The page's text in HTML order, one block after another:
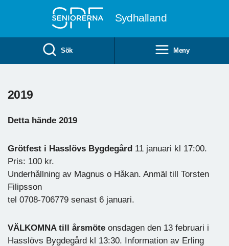
Sydhalland
Sök Meny
2019
Detta hände 2019
Grötfest i Hasslövs Bygdegård 11 januari kl 17:00.
Pris: 100 kr.
Underhållning av Magnus o Håkan. Anmäl till Torsten
Filipsson
tel 0708-706779 senast 6 januari.
VÄLKOMNA till årsmöte onsdagen den 13 februari i
Hasslövs Bygdegård kl 13:30. Information av Erling